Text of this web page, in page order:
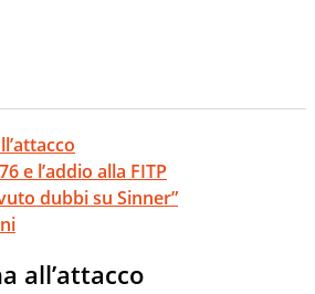
e l’addio alla FITP
dubbi su Sinner”
all’attacco